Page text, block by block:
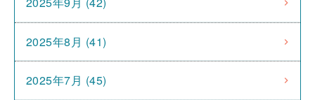
2025年8月 (41)
2025年7月 (45)